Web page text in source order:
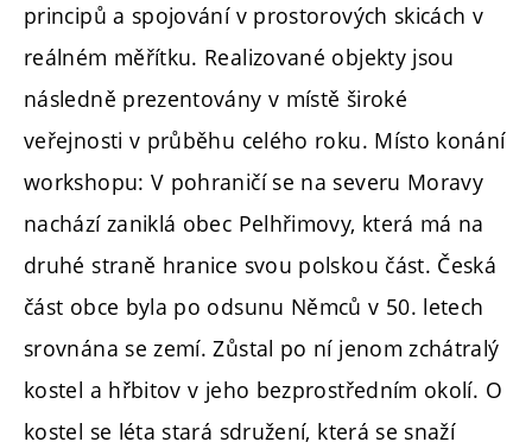
principů a spojování v prostorových skicách v
reálném měřítku. Realizované objekty jsou
následně prezentovány v místě široké
veřejnosti v průběhu celého roku. Místo konání
workshopu: V pohraničí se na severu Moravy
nachází zaniklá obec Pelhřimovy, která má na
druhé straně hranice svou polskou část. Česká
část obce byla po odsunu Němců v 50. letech
srovnána se zemí. Zůstal po ní jenom zchátralý
kostel a hřbitov v jeho bezprostředním okolí. O
kostel se léta stará sdružení, která se snaží